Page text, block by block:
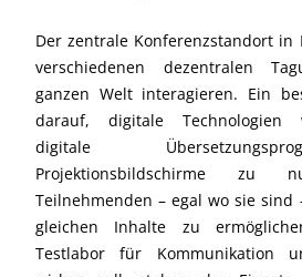
Der zentrale Konferenzstandort
verschiedenen dezentralen
ganzen Welt interagieren. Ein
darauf, digitale Technologien
digitale
Projektionsbildschirme
Teilnehmenden – egal wo sie
gleichen Inhalte zu
Testlabor für Kommunikation